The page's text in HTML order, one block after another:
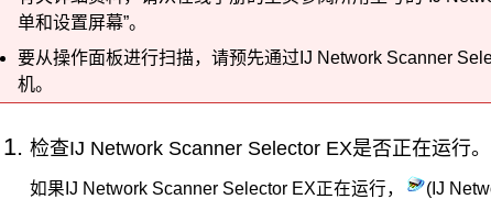
单和设置屏幕”。
要从操作面板进行扫描，请预先通过 IJ Network Scanner
机。
检查IJ Network Scanner Selector EX是否正在运行。
如果 IJ Network Scanner Selector EX正在运行， ( IJ